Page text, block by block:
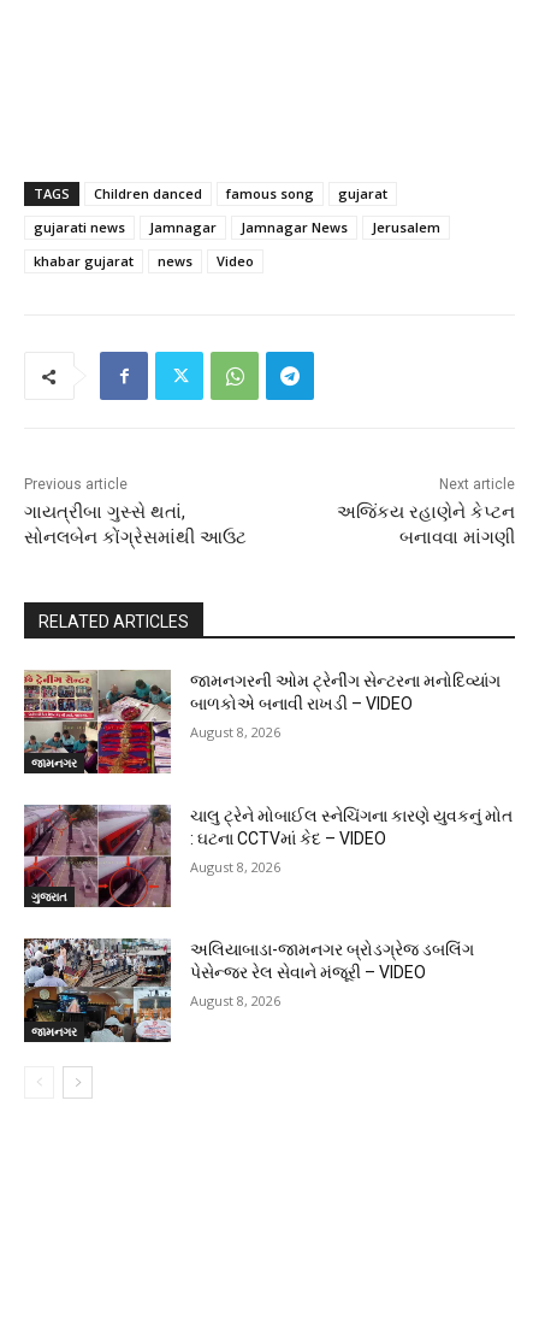
TAGS Children danced famous song
gujarat
gujarati news
Jamnagar Jamnagar News
Jerusalem
khabar gujarat
news Video
Previous article
ગાયત્રીબા ગુસ્સે થતાં,
સોનલબેન કોંગ્રેસમાંથી આઉટ
Next article
અજિંકય રહાણેને કેપ્ટન
બનાવવા માંગણી
RELATED ARTICLES
જામનગર
જામનગરની ઓમ ટ્રેનીંગ સેન્ટરના મનોદિવ્યાંગ
બાળકોએ બનાવી રાખડી – VIDEO
August 8, 2026
ગુજરાત
ચાલુ ટ્રેને મોબાઈલ સ્નેચિંગના કારણે યુવકનું મોત
: ઘટના CCTVમાં કેદ – VIDEO
August 8, 2026
જામનગર
અલિયાબાડા-જામનગર બ્રોડગ્રેજ ડબલિંગ
પેસેન્જર રેલ સેવાને મંજૂરી – VIDEO
August 8, 2026